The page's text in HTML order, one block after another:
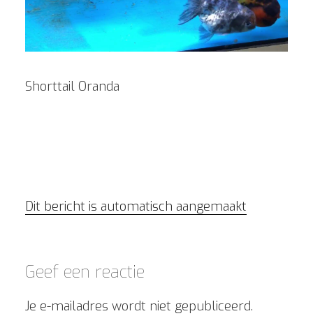
Shorttail Oranda
Dit bericht is automatisch aangemaakt
Geef een reactie
Je e-mailadres wordt niet gepubliceerd.